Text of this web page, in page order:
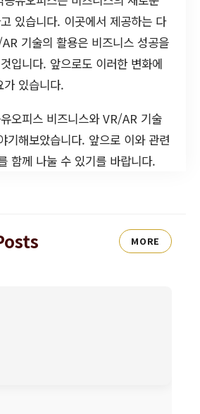
있습니다. 이곳에서 제공하는 다
기술의 활용은 비즈니스 성공을
입니다. 앞으로도 이러한 변화에
가 있습니다.
오피스 비즈니스와 VR/AR 기술
기해보았습니다. 앞으로 이와 관련
함께 나눌 수 있기를 바랍니다.
MORE